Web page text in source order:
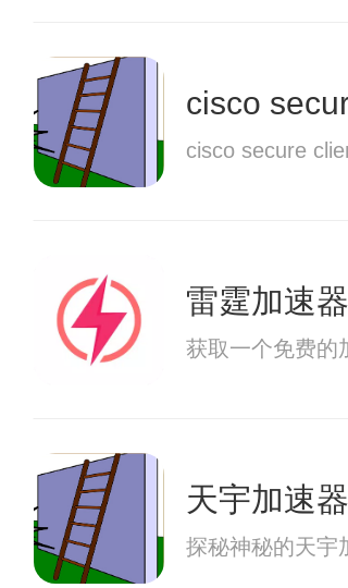
cisco
cisco secure
雷霆加速
获取一个免费的
天宇加速
探秘神秘的天宇